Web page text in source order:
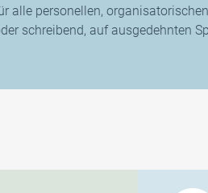
alle personellen,
schreibend, auf ausgedehnten